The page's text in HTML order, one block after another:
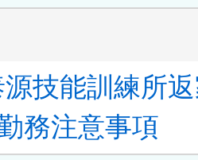
技能訓練所
務注意事項